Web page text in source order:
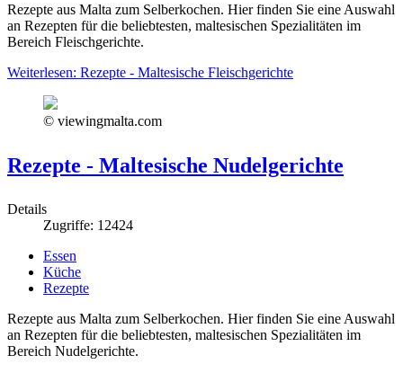
Rezepte aus Malta zum Selberkochen. Hier finden Sie eine Auswahl
an Rezepten für die beliebtesten, maltesischen Spezialitäten im
Bereich Fleischgerichte.
Weiterlesen: Rezepte - Maltesische Fleischgerichte
© viewingmalta.com
Rezepte - Maltesische Nudelgerichte
Details
Zugriffe: 12424
Essen
Küche
Rezepte
Rezepte aus Malta zum Selberkochen. Hier finden Sie eine Auswahl
an Rezepten für die beliebtesten, maltesischen Spezialitäten im
Bereich Nudelgerichte.